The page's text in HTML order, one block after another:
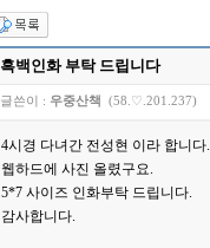
흑백인화 부탁 드립니다
글쓴이 : 우중산책 (58.♡.201.237)
4시경 다녀간 전성현 이라 합니다.
웹하드에 사진 올렸구요.
5*7 사이즈 인화부탁 드립니다.
감사합니다.